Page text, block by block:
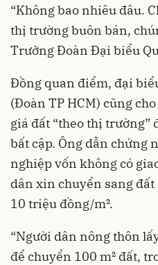
“Không bao nhiêu đâu.
thị trường buôn bán,
Trưởng Đoàn Đại biểu
Đồng quan điểm, đại
(Đoàn TP HCM) cũng
giá đất “theo thị trường”
bất cập. Ông dẫn chứng
nghiệp vốn không có
dân xin chuyển sang
10 triệu đồng/m².
“Người dân nông thôn
để chuyển 100 m² đất,